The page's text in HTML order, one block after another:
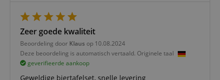
Zeer goede kwaliteit
Beoordeling door Klaus op 10.08.2024
Deze beoordeling is automatisch vertaald. Originele taal
geverifieerde aankoop
Geweldige biertafelset, snelle levering
kernfunctionaliteit van de website mogelijk, zoals
strikt noodzakelijke cookies kan de website niet
correct worden gebruikt.
Aanbieder /
Vervaldatum
CookieScriptConsent
CookieScript